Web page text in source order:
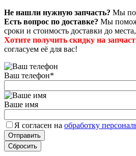
Не нашли нужную запчасть? Мы
Есть вопрос по доставке? Мы
сроки и стоимость доставки до
Хотите получить скидку на
согласуем её для вас!
Ваш телефон*
Ваше имя
Я согласен на обработку